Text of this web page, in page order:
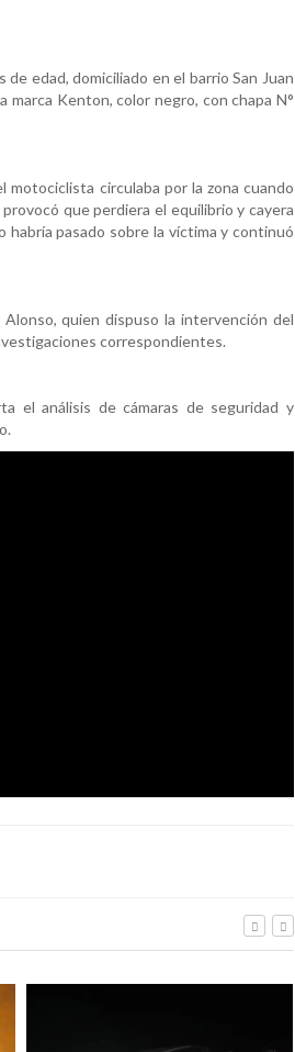
edad, domiciliado en el barrio San Juan
marca Kenton, color negro, con chapa N°
circulaba por la zona cuando
que perdiera el equilibrio y cayera
pasado sobre la víctima y continuó
quien dispuso la intervención del
correspondientes.
el análisis de cámaras de seguridad y